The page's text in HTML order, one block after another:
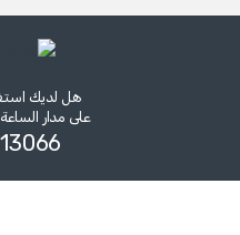
هل لديك
على مدار